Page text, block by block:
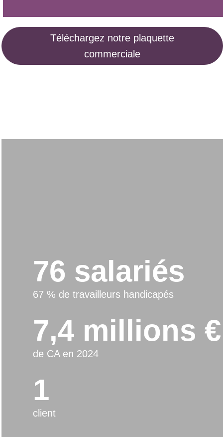
Téléchargez notre plaquette
commerciale
76 salariés
67 % de travailleurs handicapés
7,4 millions €
de CA en 2024
1
client